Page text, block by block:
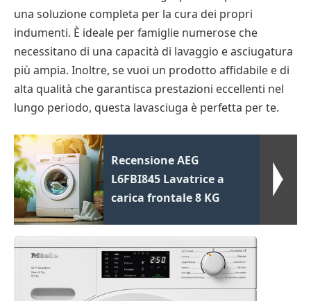
una soluzione completa per la cura dei propri
indumenti. È ideale per famiglie numerose che
necessitano di una capacità di lavaggio e asciugatura
più ampia. Inoltre, se vuoi un prodotto affidabile e di
alta qualità che garantisca prestazioni eccellenti nel
lungo periodo, questa lavasciuga è perfetta per te.
Recensione AEG
L6FBI845 Lavatrice a
carica frontale 8 KG